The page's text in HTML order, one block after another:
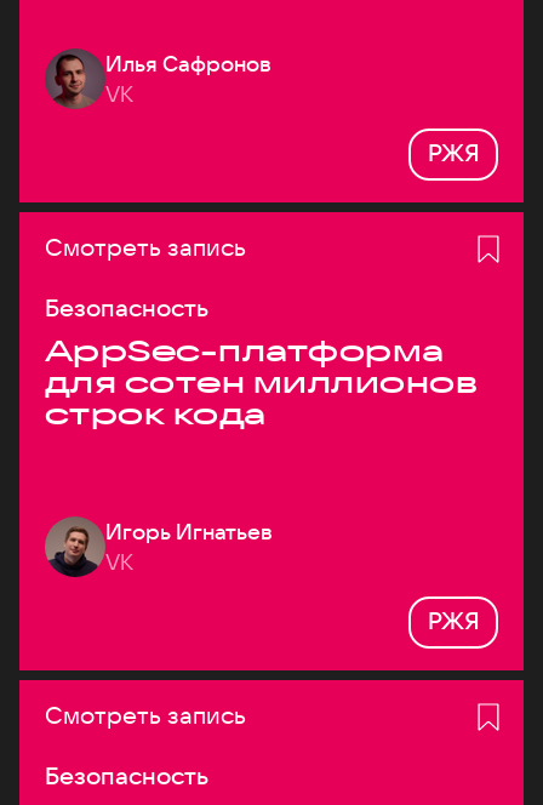
Илья Сафронов
VK
РЖЯ
Смотреть запись
Безопасность
AppSec-платформа
для сотен миллионов
строк кода
Игорь Игнатьев
VK
РЖЯ
Смотреть запись
Безопасность